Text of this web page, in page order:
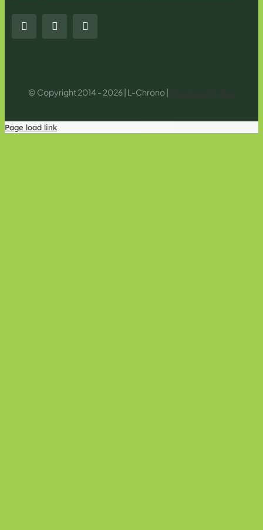
© Copyright 2014 - 2026 | L-Chrono |
Page load link